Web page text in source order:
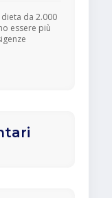
da 2.000
essere più